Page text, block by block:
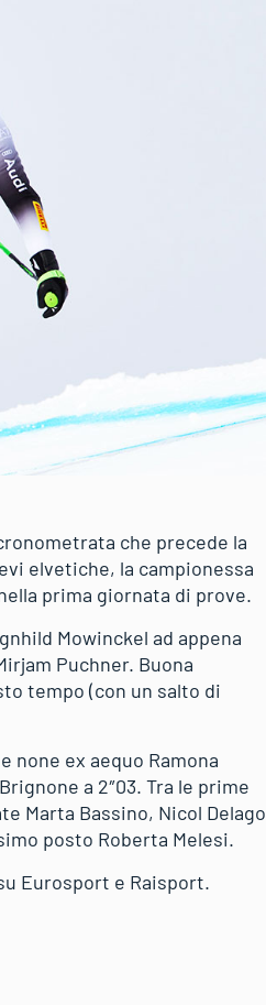
che precede la
elvetiche, la campionessa
prima giornata di prove.
Mowinckel ad appena
Puchner. Buona
tempo (con un salto di
ex aequo Ramona
a 2″03. Tra le prime
Marta Bassino, Nicol Delago
posto Roberta Melesi.
Eurosport e Raisport.